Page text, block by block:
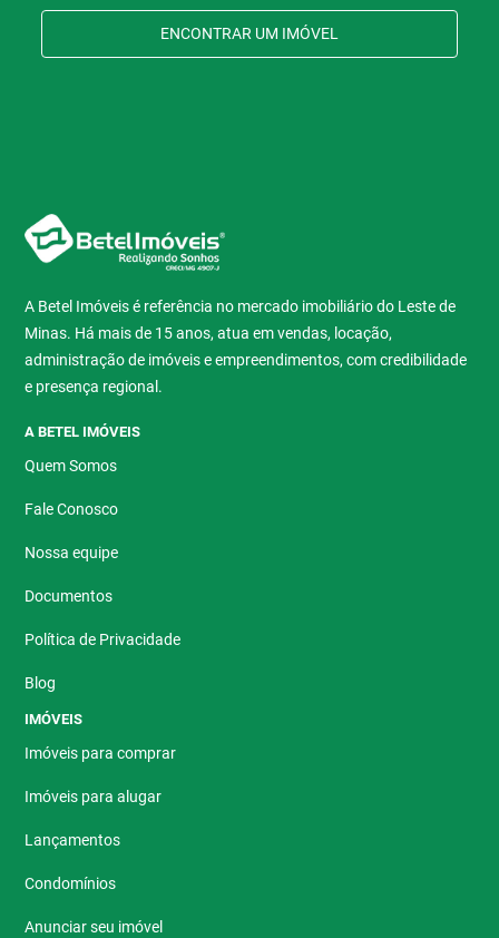
ENCONTRAR UM IMÓVEL
A Betel Imóveis é referência no mercado imobiliário do Leste de
Minas. Há mais de 15 anos, atua em vendas, locação,
administração de imóveis e empreendimentos, com credibilidade
e presença regional.
A BETEL IMÓVEIS
Quem Somos
Fale Conosco
Nossa equipe
Documentos
Política de Privacidade
Blog
IMÓVEIS
Imóveis para comprar
Imóveis para alugar
Lançamentos
Condomínios
Anunciar seu imóvel